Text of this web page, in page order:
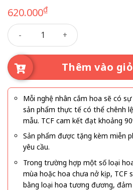
620.000₫
Bí Mật Của Trái Tim số lượng
Thêm vào
Mỗi nghệ nhân cắm hoa sẽ có
sản phẩm thực tế có thể chênh
mẫu. TCF cam kết đạt khoảng
Sản phẩm được tặng kèm miễn
yêu cầu.
Trong trường hợp một số loại
mùa hoặc hoa chưa nở kịp, TCF
bằng loại hoa tương đương,